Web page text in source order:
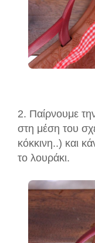
2. Παίρνουμε
στη μέση του
κόκκινη..) και
το λουράκι.